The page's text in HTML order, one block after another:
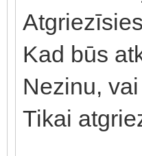
Kad būs
Nezinu,
Tikai